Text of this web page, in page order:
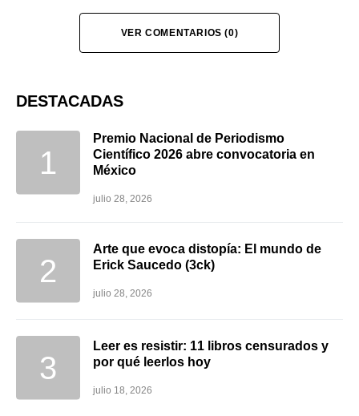
VER COMENTARIOS (0)
DESTACADAS
Premio Nacional de Periodismo
Científico 2026 abre convocatoria en
México
julio 28, 2026
Arte que evoca distopía: El mundo de
Erick Saucedo (3ck)
julio 28, 2026
Leer es resistir: 11 libros censurados y
por qué leerlos hoy
julio 18, 2026